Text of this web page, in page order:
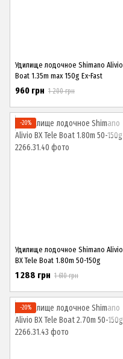
Удилище лодочное Shimano Alivio
Boat 1.35m max 150g Ex-Fast
960 грн 1 200 грн
−20%
Удилище лодочное Shimano Alivio
BX Tele Boat 1.80m 50-150g
1 288 грн 1 610 грн
−20%